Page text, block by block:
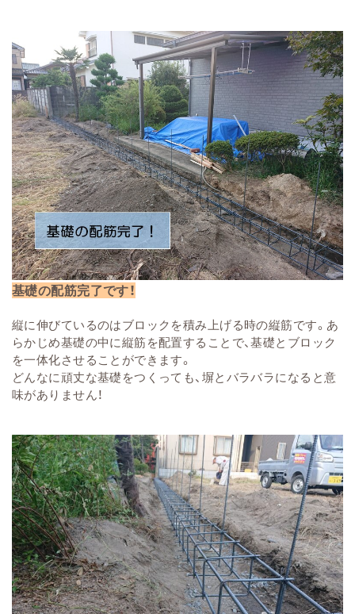
基礎の配筋完了です！
縦に伸びているのはブロックを積み上げる時の縦筋です。あ
らかじめ基礎の中に縦筋を配置することで、基礎とブロック
を一体化させることができます。
どんなに頑丈な基礎をつくっても、塀とバラバラになると意
味がありません！